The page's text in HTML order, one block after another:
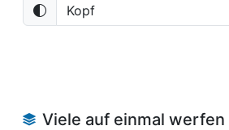
Viele auf einmal werfen